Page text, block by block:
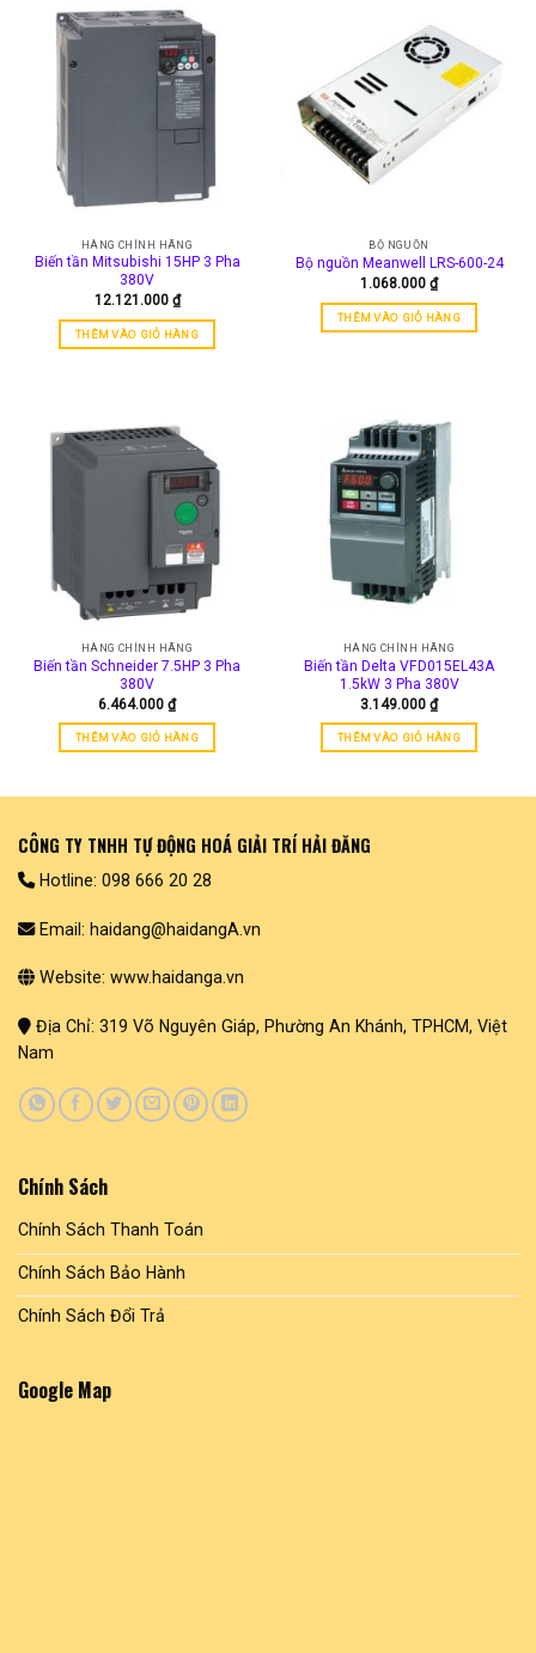
HÀNG CHÍNH HÃNG
Biến tần Mitsubishi 15HP 3 Pha
380V
12.121.000 ₫
THÊM VÀO GIỎ HÀNG
BỘ NGUỒN
Bộ nguồn Meanwell LRS-600-24
1.068.000 ₫
THÊM VÀO GIỎ HÀNG
HÀNG CHÍNH HÃNG
Biến tần Schneider 7.5HP 3 Pha
380V
6.464.000 ₫
THÊM VÀO GIỎ HÀNG
HÀNG CHÍNH HÃNG
Biến tần Delta VFD015EL43A
1.5kW 3 Pha 380V
3.149.000 ₫
THÊM VÀO GIỎ HÀNG
CÔNG TY TNHH TỰ ĐỘNG HOÁ GIẢI TRÍ HẢI ĐĂNG
Hotline: 098 666 20 28
Email: haidang@haidangA.vn
Website: www.haidanga.vn
Địa Chỉ: 319 Võ Nguyên Giáp, Phường An Khánh, TPHCM, Việt
Nam
Chính Sách
Chính Sách Thanh Toán
Chính Sách Bảo Hành
Chính Sách Đổi Trả
Google Map